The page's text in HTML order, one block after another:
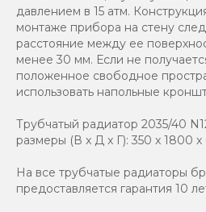
давлением в 15 атм.
монтаже прибора на стену
расстояние между ее
менее 30 мм. Если не
положенное свободное
использовать напольные
Трубчатый радиатор 2035/40
размеры (В x Д x Г): 350 x 1800 x
На все трубчатые радиаторы
предоставляется гарантия 10